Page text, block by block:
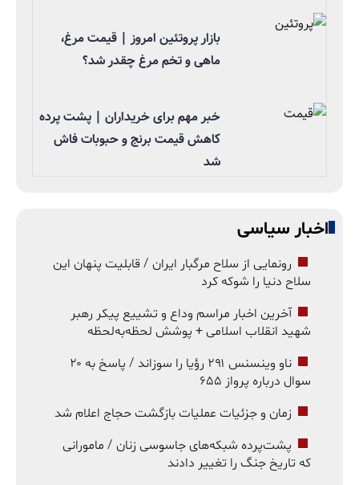
بازار پروتئین امروز | قیمت مرغ،
ماهی و تخم مرغ چقدر شد؟
خبر مهم برای خریداران | پشت پرده
کاهش قیمت برنج و حبوبات فاش
شد
اخبار سیاسی
رونمایی از سلاح مرگبار ایران / قابلیت پنهان این
سلاح دنیا را شوکه کرد
آخرین اخبار مراسم وداع و تشییع پیکر رهبر
شهید انقلاب اسلامی + پوشش لحظه‌به‌لحظه
ناو وینسنس ۲۹۱ رؤیا را سوزاند / پاسخ به ۲۰
سوال درباره پرواز ۶۵۵
زمان و جزئیات عملیات بازگشت حجاج اعلام شد
پشت‌پرده شبکه‌های جاسوسی زنان / مامورانی
که تاریخ جنگ را تغییر دادند